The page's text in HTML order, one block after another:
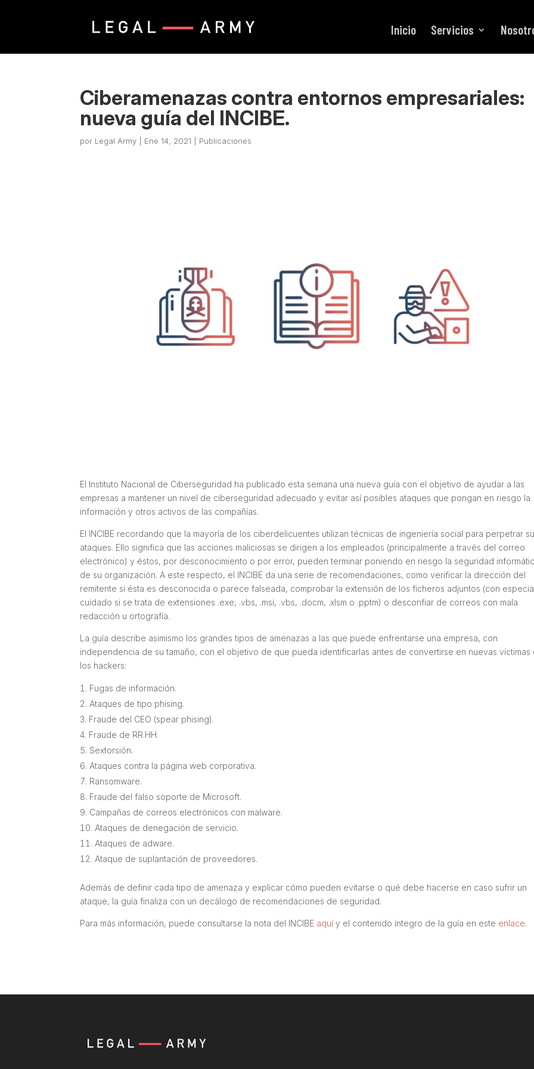
Inicio Servicios
Ciberamenazas contra entornos empresariales:
nueva guía del INCIBE.
por Legal Army Ene 14, 2021 Publicaciones
El Instituto Nacional de Ciberseguridad ha publicado esta semana una nueva guía con el objetivo de ayudar a las
empresas a mantener un nivel de ciberseguridad adecuado y evitar así posibles ataques que pongan en riesgo la
información y otros activos de las compañías.
El INCIBE recordando que la mayoría de los ciberdelicuentes utilizan técnicas de ingeniería social para perpetrar
ataques. Ello significa que las acciones maliciosas se dirigen a los empleados (principalmente a través del correo
electrónico) y éstos, por desconocimiento o por error, pueden terminar poniendo en riesgo la seguridad
de su organización. A este respecto, el INCIBE da una serie de recomendaciones, como verificar la dirección del
remitente si ésta es desconocida o parece falseada, comprobar la extensión de los ficheros adjuntos (con
cuidado si se trata de extensiones .exe, .vbs, .msi, .vbs, .docm, .xlsm o .pptm) o desconfiar de correos con mala
redacción u ortografía.
La guía describe asimismo los grandes tipos de amenazas a las que puede enfrentarse una empresa, con
independencia de su tamaño, con el objetivo de que pueda identificarlas antes de convertirse en nuevas víctimas
los hackers:
Fugas de información.
Ataques de tipo phising.
Fraude del CEO (spear phising).
Fraude de RR.HH.
Sextorsión.
Ataques contra la página web corporativa.
Ransomware.
Fraude del falso soporte de Microsoft.
Campañas de correos electrónicos con malware.
Ataques de denegación de servicio.
Ataques de adware.
Ataque de suplantación de proveedores.
Además de definir cada tipo de amenaza y explicar cómo pueden evitarse o qué debe hacerse en caso sufrir un
ataque, la guía finaliza con un decálogo de recomendaciones de seguridad.
Para más información, puede consultarse la nota del INCIBE aquí y el contenido íntegro de la guía en este enlace.